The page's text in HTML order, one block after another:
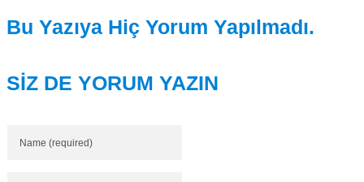
Bu Yazıya Hiç Yorum Yapılmadı.
SİZ DE YORUM YAZIN